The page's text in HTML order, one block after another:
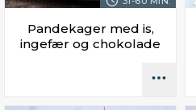
Pandekager med is,
ingefær og chokolade